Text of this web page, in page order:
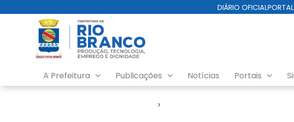
DIÁRIO OFICIAL
A Prefeitura Publicações Notícias Portais
›